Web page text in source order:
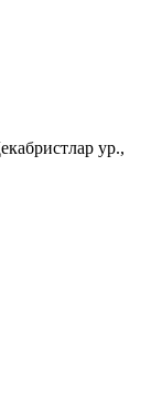
ур.,